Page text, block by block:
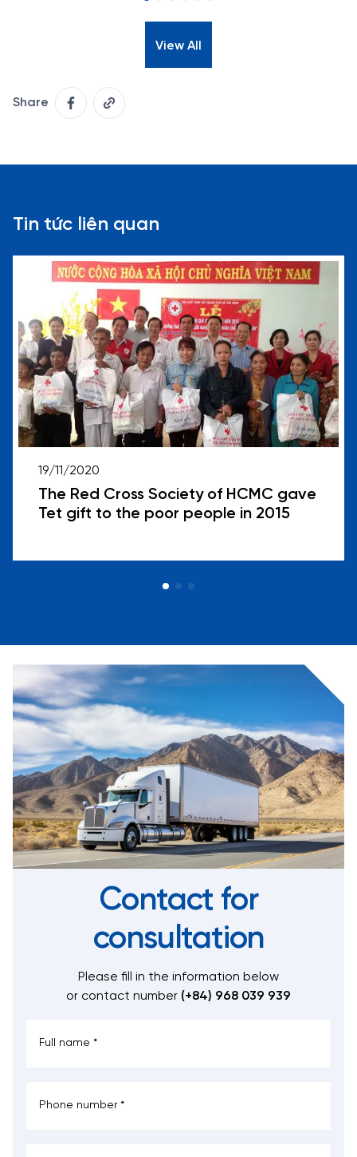
View All
Share
Tin tức liên quan
19/11/2020
The Red Cross Society of HCMC gave
Tet gift to the poor people in 2015
Contact for
consultation
Please fill in the information below
or contact number (+84) 968 039 939